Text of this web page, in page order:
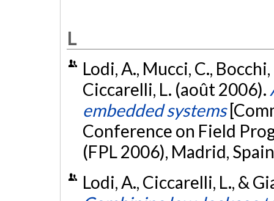
L
Lodi, A., Mucci, C.,
Ciccarelli, L. (août 2006).
embedded systems
Conference on Field
(FPL 2006), Madrid,
Lodi, A., Ciccarelli, L., &